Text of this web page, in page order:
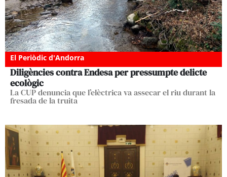
El Periòdic d'Andorra
Diligències contra Endesa per pressumpte delicte
ecològic
La CUP denuncia que l’elèctrica va assecar el riu durant la
fresada de la truita